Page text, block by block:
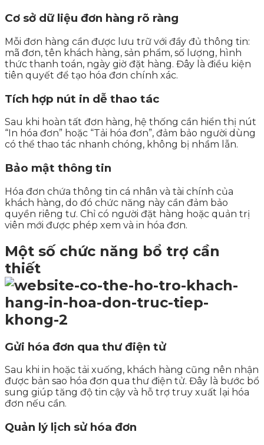
Cơ sở dữ liệu đơn hàng rõ ràng
Mỗi đơn hàng cần được lưu trữ với đầy đủ thông tin:
mã đơn, tên khách hàng, sản phẩm, số lượng, hình
thức thanh toán, ngày giờ đặt hàng. Đây là điều kiện
tiên quyết để tạo hóa đơn chính xác.
Tích hợp nút in dễ thao tác
Sau khi hoàn tất đơn hàng, hệ thống cần hiển thị nút
“In hóa đơn” hoặc “Tải hóa đơn”, đảm bảo người dùng
có thể thao tác nhanh chóng, không bị nhầm lẫn.
Bảo mật thông tin
Hóa đơn chứa thông tin cá nhân và tài chính của
khách hàng, do đó chức năng này cần đảm bảo
quyền riêng tư. Chỉ có người đặt hàng hoặc quản trị
viên mới được phép xem và in hóa đơn.
Một số chức năng bổ trợ cần
thiết
Gửi hóa đơn qua thư điện tử
Sau khi in hoặc tải xuống, khách hàng cũng nên nhận
được bản sao hóa đơn qua thư điện tử. Đây là bước bổ
sung giúp tăng độ tin cậy và hỗ trợ truy xuất lại hóa
đơn nếu cần.
Quản lý lịch sử hóa đơn